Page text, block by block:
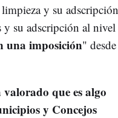
y su adscripción
su adscripción al nivel
una imposición" desde
que es algo
y Concejos